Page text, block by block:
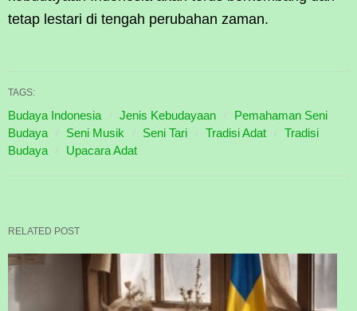
tetap lestari di tengah perubahan zaman.
TAGS:
Budaya Indonesia Jenis Kebudayaan
Pemahaman Seni
Budaya
Seni Musik Seni Tari Tradisi Adat
Tradisi
Budaya
Upacara Adat
RELATED POST